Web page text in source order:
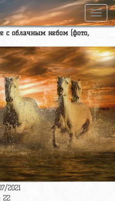
с облачным небом (фото,
2021
22